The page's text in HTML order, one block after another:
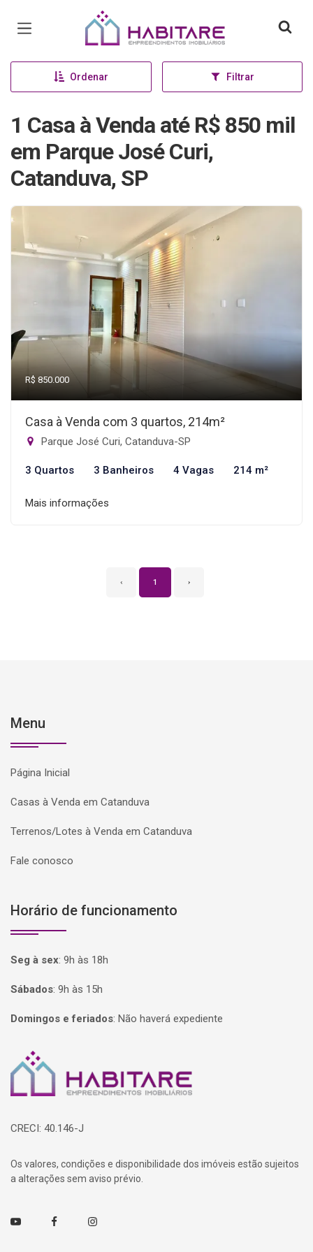
Página inicial
Ordenar Filtrar
1 Casa à Venda até R$ 850 mil
em Parque José Curi,
Catanduva, SP
R$ 850.000
Casa à Venda com 3 quartos, 214m²
Parque José Curi, Catanduva-SP
3 Quartos 3 Banheiros 4 Vagas 214 m²
Mais informações
‹ 1 ›
Menu
Página Inicial
Casas à Venda em Catanduva
Terrenos/Lotes à Venda em Catanduva
Fale conosco
Horário de funcionamento
Seg à sex: 9h às 18h
Sábados: 9h às 15h
Domingos e feriados: Não haverá expediente
Página inicial
CRECI: 40.146-J
Os valores, condições e disponibilidade dos imóveis estão sujeitos
a alterações sem aviso prévio.
Youtube FacebookInstagram